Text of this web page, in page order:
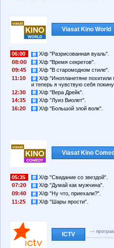
Viasat Kino World
06:00
Х/ф "Разрисованная вуаль".
8:
Х/ф "Время секретов".
9:4
Х/ф "В старомодном стиле".
11:1
Х/ф "Инопланетяне похитили
и теперь я чувствую себя
12:3
Х/ф "Вера Дрейк".
14:3
Х/ф "Луиз Виолет".
16:2
Х/ф "Большой злой волк".
Viasat Kino
05:35
Х/ф "Свидание со звездой".
7:2
Х/ф "Думай как мужчина".
9:4
Х/ф "Ну что, приехали?".
11:2
Х/ф "Шары ярости".
ICTV